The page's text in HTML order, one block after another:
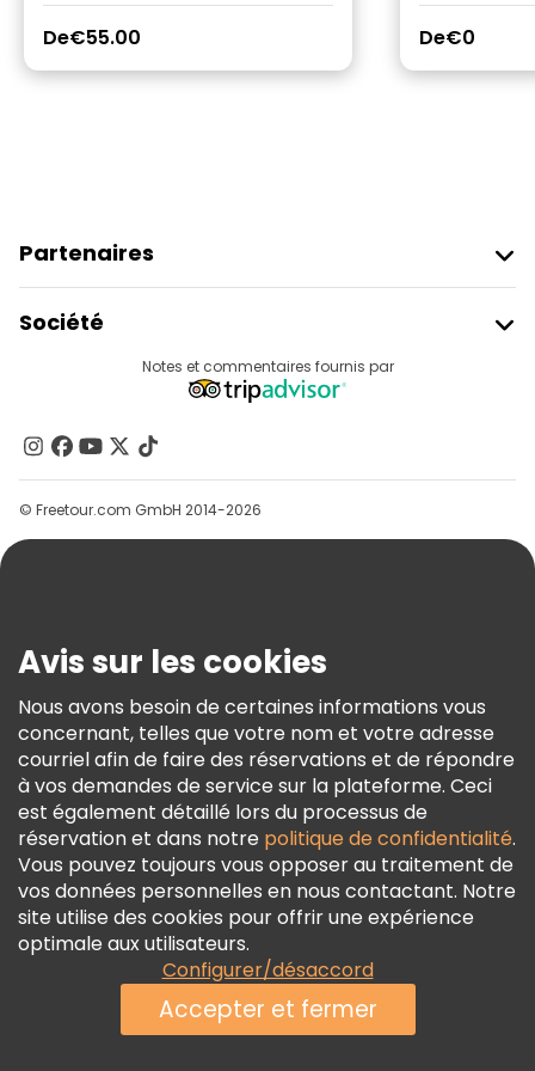
De€55.00 De€0
Partenaires
Connexion Du Fournisseur
Programme D’affiliation
Société
Contactez-Nous
Groupes
Aide
Conditions Générales Et Mentions Légales
Politique En Matière De Cookies
Freetour Prix
Programme De Fidélité
Notes et commentaires fournis par
© Freetour.com GmbH 2014-2026
Avis sur les cookies
Nous avons besoin de certaines informations vous
concernant, telles que votre nom et votre adresse
courriel afin de faire des réservations et de répondre
à vos demandes de service sur la plateforme. Ceci
est également détaillé lors du processus de
réservation et dans notre politique de confidentialité.
Vous pouvez toujours vous opposer au traitement de
vos données personnelles en nous contactant. Notre
site utilise des cookies pour offrir une expérience
optimale aux utilisateurs.
Configurer/désaccord
Accepter et fermer